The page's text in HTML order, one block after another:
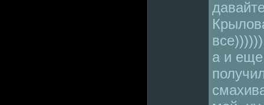
все))))))
а и